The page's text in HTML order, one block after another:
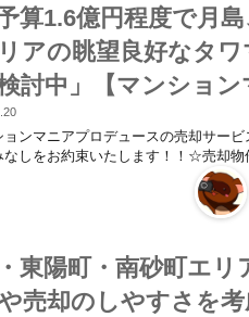
算1.6億円程度で月
アの眺望良好なタ
討中」【マンション
ョンマニアプロデュースの売却サー
なしをお約束いたします！！☆売却
東陽町・南砂町エ
売却のしやすさを考